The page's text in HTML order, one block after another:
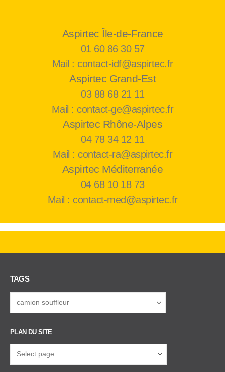
Aspirtec Île-de-France
01 60 86 30 57
Mail : contact-idf@aspirtec.fr
Aspirtec Grand-Est
03 88 68 21 11
Mail : contact-ge@aspirtec.fr
Aspirtec Rhône-Alpes
04 78 34 12 11
Mail : contact-ra@aspirtec.fr
Aspirtec Méditerranée
04 68 10 18 73
Mail : contact-med@aspirtec.fr
TAGS
PLAN DU SITE